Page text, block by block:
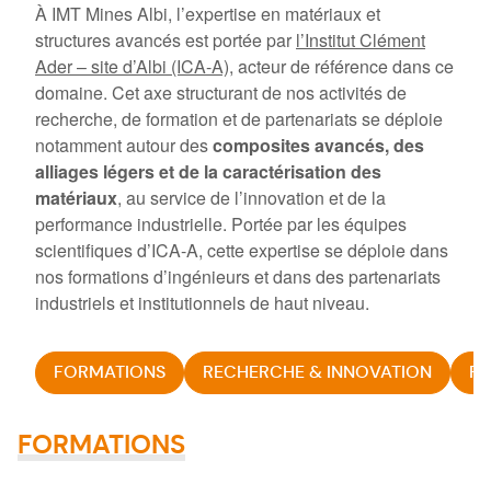
À IMT Mines Albi, l’expertise en matériaux et
structures avancés est portée par l’Institut Clément
Ader – site d’Albi (ICA-A), acteur de référence dans ce
domaine. Cet axe structurant de nos activités de
recherche, de formation et de partenariats se déploie
notamment autour descomposites avancés, des
alliages légers et de la caractérisation des
matériaux, au service de l’innovation et de la
performance industrielle. Portée par les équipes
scientifiques d’ICA-A, cette expertise se déploie dans
nos formations d’ingénieurs et dans des partenariats
industriels et institutionnels de haut niveau.
FORMATIONS RECHERCHE & INNOVATION
FORMATIONS